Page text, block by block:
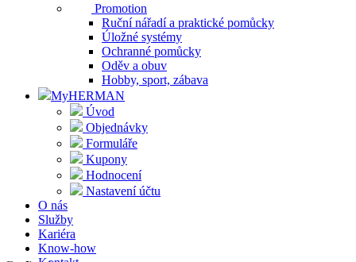
Promotion
Ruční nářadí a praktické pomůcky
Úložné systémy
Ochranné pomůcky
Oděv a obuv
Hobby, sport, zábava
MyHERMAN
Úvod
Objednávky
Formuláře
Kupony
Hodnocení
Nastavení účtu
O nás
Služby
Kariéra
Know-how